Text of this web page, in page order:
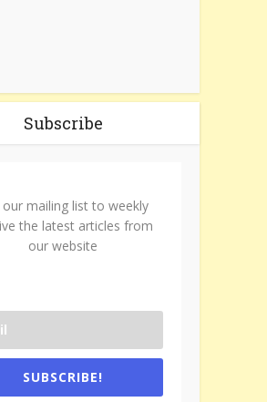
Subscribe
our mailing list to weekly
the latest articles from
our website
SUBSCRIBE!